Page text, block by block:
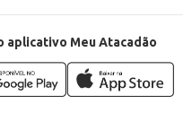
aplicativo Meu Atacadão